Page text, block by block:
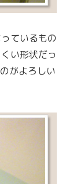
ているもの
い形状だっ
がよろしい